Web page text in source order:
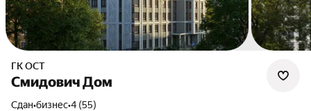
ГК ОСТ
Смидович Дом
Сдан•бизнес•4 (55)